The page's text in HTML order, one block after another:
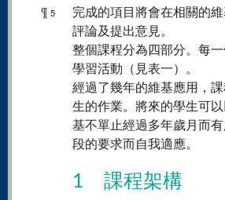
¶ 5
完成的項目將會在相關的
評論及提出意見。
整個課程分為四部分。每
學習活動（見表一）。
經過了幾年的維基應用，
生的作業。將來的學生可
基不單止經過多年歲月而
段的要求而自我適應。
1 課程架構